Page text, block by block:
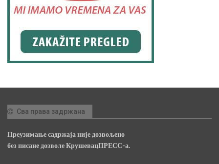
Сва права задржана
Преузимање садржаја није дозвољено
без писане дозволе КрушевацПРЕСС-а.